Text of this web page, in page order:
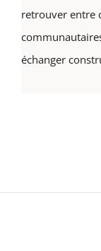
retrouver entre
échanger